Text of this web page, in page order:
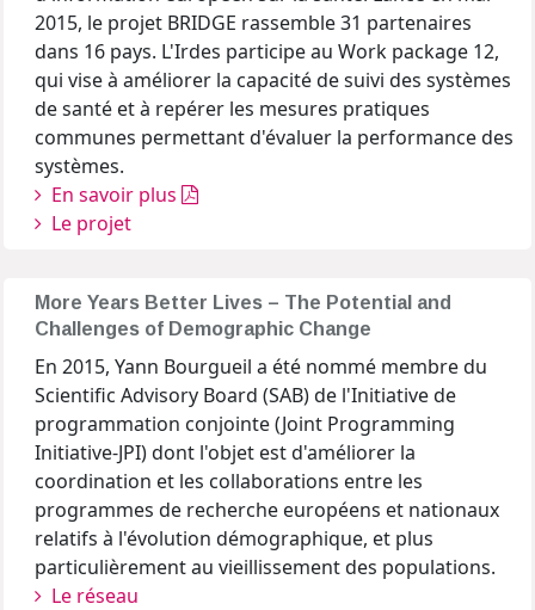
2015, le projet BRIDGE rassemble 31 partenaires
dans 16 pays. L'Irdes participe au Work package 12,
qui vise à améliorer la capacité de suivi des systèmes
de santé et à repérer les mesures pratiques
communes permettant d'évaluer la performance des
systèmes.
En savoir plus
Le projet
More Years Better Lives – The Potential and
Challenges of Demographic Change
En 2015, Yann Bourgueil a été nommé membre du
Scientific Advisory Board (SAB) de l'Initiative de
programmation conjointe (Joint Programming
Initiative-JPI) dont l'objet est d'améliorer la
coordination et les collaborations entre les
programmes de recherche européens et nationaux
relatifs à l'évolution démographique, et plus
particulièrement au vieillissement des populations.
Le réseau